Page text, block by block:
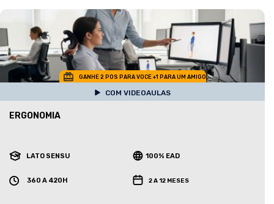
GANHE 2 POS PARA VOCE +1 PARA UM AMIGO
COM VIDEOAULAS
ERGONOMIA
LATO SENSU 100% EAD
360 A 420H 2 A 12 MESES